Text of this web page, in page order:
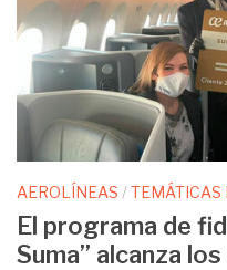
AEROLÍNEAS /TEMÁTICAS
El programa de
Suma” alcanza